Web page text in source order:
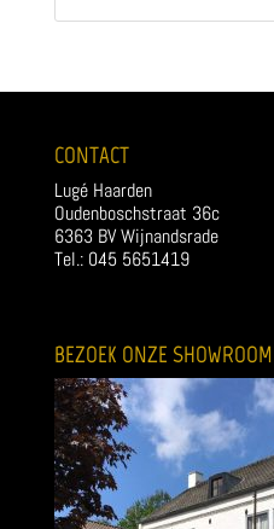
CONTACT
Lugé Haarden
Oudenboschstraat 36c
6363 BV Wijnandsrade
Tel.: 045 5651419
BEZOEK ONZE SHOWROOM